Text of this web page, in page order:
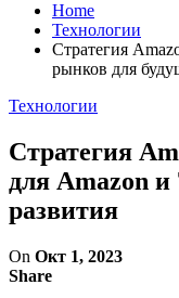
Home
Технологии
Cтратегия
рынков для
Технологии
Cтратегия
для Amazon и
развития
On Окт 1, 2023
Share